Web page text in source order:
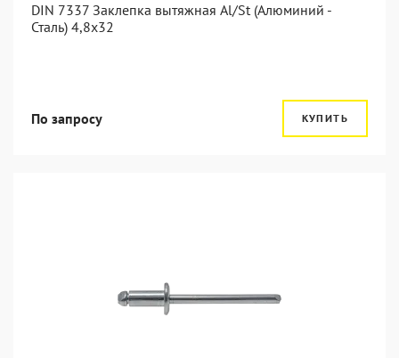
DIN 7337 Заклепка вытяжная Al/St (Алюминий -
Сталь) 4,8x32
По запросу КУПИТЬ